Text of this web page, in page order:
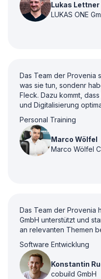
Lukas Lettner
LUKAS ONE
Das Team der Provenia
was sie tun, sondenr
Fleck. Dazu kommt,
und Digitalisierung
Personal Training
Marco Wölfel
Marco Wölfel
Das Team der Provenia
GmbH unterstützt und
an relevanten Themen
Software Entwicklung
Konstantin
cobuild GmbH